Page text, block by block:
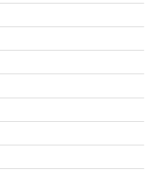
説動画や活用シーン
形態 性能紹介 にゃんこ大戦争